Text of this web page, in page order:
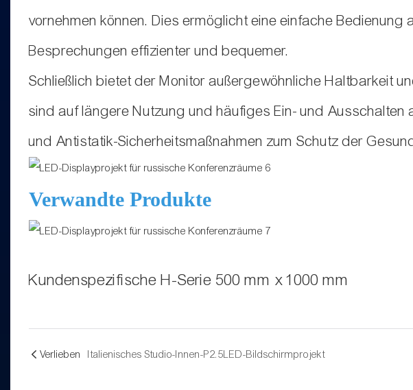
vornehmen können. Dies ermöglicht eine einfache
Besprechungen effizienter und bequemer.
Schließlich bietet der Monitor außergewöhnliche Haltbarkeit
sind auf längere Nutzung und häufiges Ein- und
und Antistatik-Sicherheitsmaßnahmen zum Schutz der
Verwandte Produkte
Kundenspezifische H-Serie 500 mm x 1000 mm
Verlieben Italienisches Studio-Innen-P2.5LED-Bildschirmprojekt